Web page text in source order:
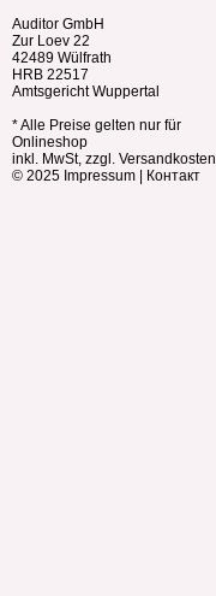
Auditor GmbH
Zur Loev 22
42489 Wülfrath
HRB 22517
Amtsgericht Wuppertal
* Alle Preise gelten nur für
Onlineshop
inkl. MwSt, zzgl. Versandkosten
© 2025 Impressum Контакт